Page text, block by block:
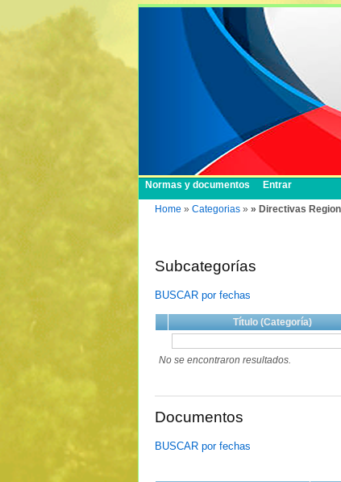
Normas y documentos Entrar
Home » Categorias » » Directivas
Subcategorías
BUSCAR por fechas
Título (Categoría)
No se encontraron resultados.
Documentos
BUSCAR por fechas